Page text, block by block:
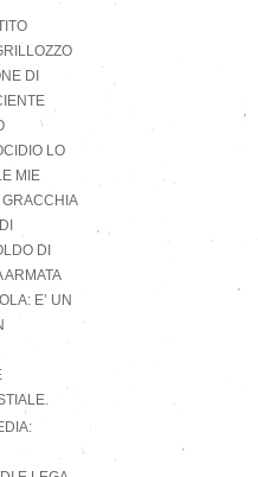
DI
LO
MIE
DI
ARMATA
E’ UN